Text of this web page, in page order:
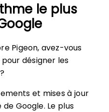
le plus
Pigeon, avez-vous
désigner les
et mises à jour
Google. Le plus